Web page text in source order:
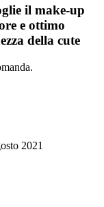
il make-up
e ottimo
della cute
2021